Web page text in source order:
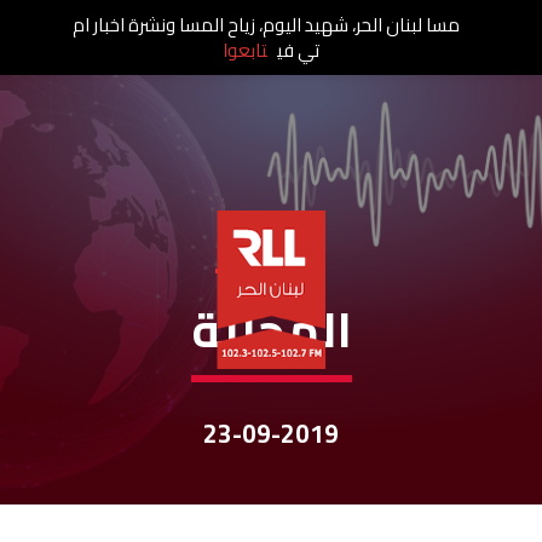
نشرات الأخبار
المحليّة
23-09-2019
مسا لبنان الحر، شهيد اليوم، زياح المسا ونشرة اخبار ام
تي في تابعوا